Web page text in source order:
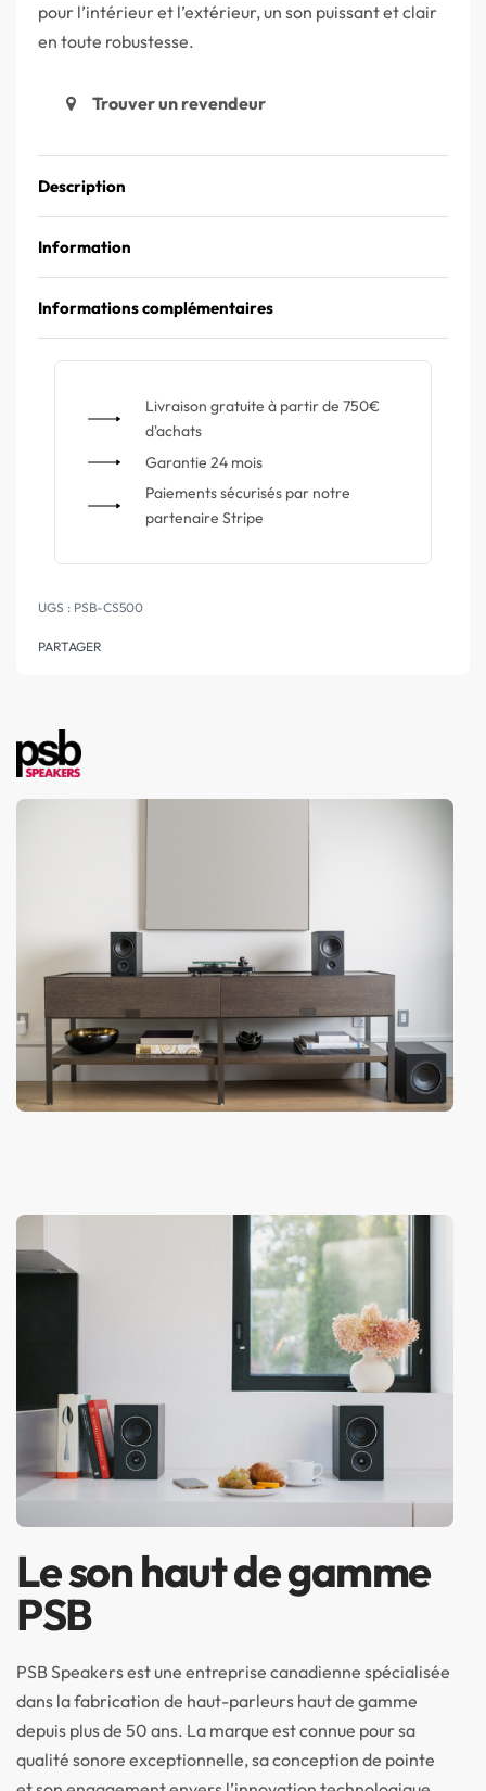
pour l’intérieur et l’extérieur, un son puissant et clair
en toute robustesse.
Trouver un revendeur
Description
Information
Informations complémentaires
Livraison gratuite à partir de 750€
d'achats
Garantie 24 mois
Paiements sécurisés par notre
partenaire Stripe
PSB-CS500
PARTAGER
Le son haut de gamme
PSB
PSB Speakers est une entreprise canadienne spécialisée
dans la fabrication de haut-parleurs haut de gamme
depuis plus de 50 ans. La marque est connue pour sa
qualité sonore exceptionnelle, sa conception de pointe